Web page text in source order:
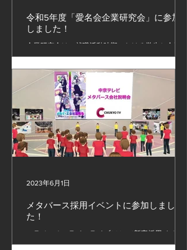
令和5年度「愛名会企業研究会」に参加
しました！
企業研究会は、就職活動時期における学生と企業の
ミスマッチを防ぐことを 目的として開催されてい
ます。今回も非常に活況でした。 コスモ技研に興
味をお持ちの学生の皆様と直接面談をすることがで
き、 大変有意義で楽しい企業研究会となりまし
メタバース採用イベントに参加しまし
た！
エラベルオンラインライブ2024（新卒採用イベン
ト）に参加しました！ エラベルとは「Aレベルの会
2023年6月1日